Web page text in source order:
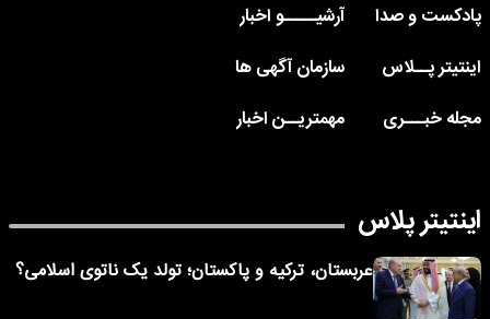
پادکست و صدا
آرشیـــــو اخبار
اینتیتر پــلاس
سازمان آگهی ها
مجله خبـــری
مهمتریــن اخبار
اینتیتر پلاس
عربستان، ترکیه و پاکستان؛ تولد یک ناتوی اسلامی؟